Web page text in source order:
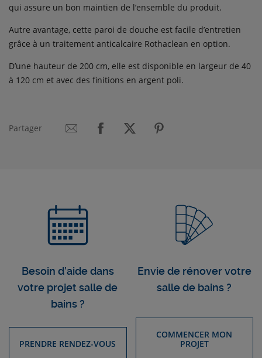
qui assure un bon maintien de l’ensemble du produit.
Autre avantage, cette paroi de douche est facile d’entretien
grâce à un traitement anticalcaire Rothaclean en option.
D’une hauteur de 200 cm, elle est disponible en largeur de 40
à 120 cm et avec des finitions en argent poli.
Partager
Besoin d’aide dans
votre projet salle de
bains ?
PRENDRE RENDEZ-VOUS
Envie de rénover votre
salle de bains ?
COMMENCER MON
PROJET